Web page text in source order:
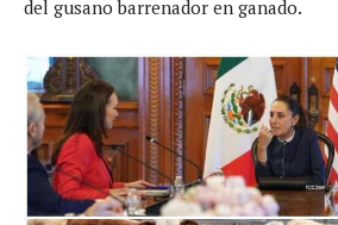
del gusano barrenador en ganado.